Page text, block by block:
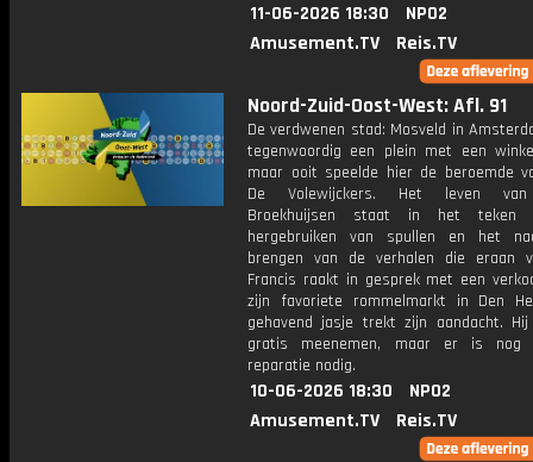
11-06-2026 18:30
NPO2
Amusement.TV
Reis.TV
Noord-Zuid-Oost-West: Afl. 91
De verdwenen stad: Mosveld in
tegenwoordig een plein met een
maar ooit speelde hier de beroemde
De Volewijckers. Het leven van
Broekhuijsen staat in het teken
hergebruiken van spullen en het
brengen van de verhalen die eraan
Francis raakt in gesprek met een
zijn favoriete rommelmarkt in Den
gehavend jasje trekt zijn aandacht.
gratis meenemen, maar er is
reparatie nodig.
10-06-2026 18:30
NPO2
Amusement.TV
Reis.TV